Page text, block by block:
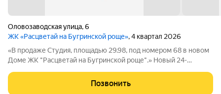
Оловозаводская улица,6
ЖК «Расцветай на Бугринской роще», 4 квартал 2026
«В продаже Студия, площадью 29.98, под номером 68 в новом
Доме ЖК "Расцветай на Бугринской роще".» Новый 24-
микрорайоне Бугринская роща на ул. Оловозаводской.
Вдохновляющие виды открываются на водную
Позвонить